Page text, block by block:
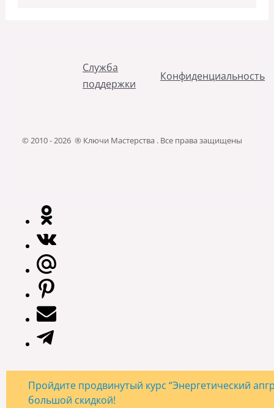
Служба
поддержки
Конфиденциальность
© 2010 - 2026 ® Ключи Мастерства . Все права защищены
Пройдите продвинутый курс “Энергетический
большой скидкой!